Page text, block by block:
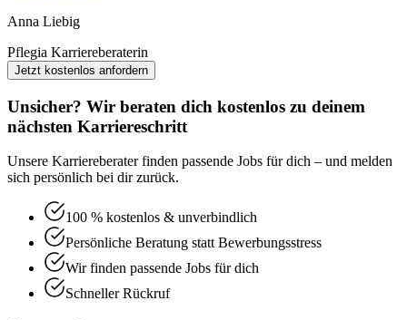
Anna Liebig
Pflegia Karriereberaterin
Jetzt kostenlos anfordern
Unsicher? Wir beraten dich kostenlos zu deinem
nächsten Karriereschritt
Unsere Karriereberater finden passende Jobs für dich – und melden
sich persönlich bei dir zurück.
100 % kostenlos & unverbindlich
Persönliche Beratung statt Bewerbungsstress
Wir finden passende Jobs für dich
Schneller Rückruf